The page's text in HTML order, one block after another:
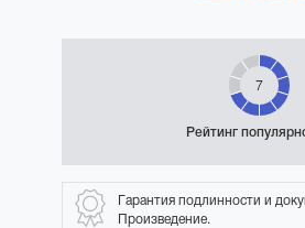
7
Рейтинг
Гарантия подлинности и
Произведение.